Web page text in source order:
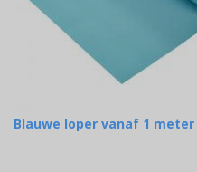
Blauwe loper vanaf 1 meter